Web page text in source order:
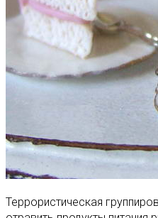
Террористическая